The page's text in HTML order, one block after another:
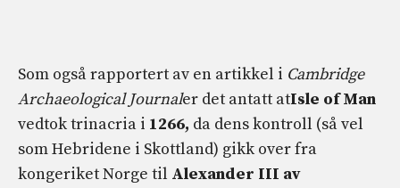
Som også rapportert av en artikkel i Cambridge
Archaeological Journaler det antatt atIsle of Man
vedtok trinacria i 1266, da dens kontroll (så vel
som Hebridene i Skottland) gikk over fra
kongeriket Norge til Alexander III av